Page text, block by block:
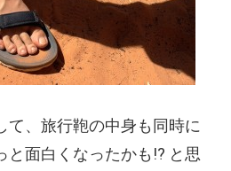
て、旅行鞄の中身も同時に
と面白くなったかも!? と思